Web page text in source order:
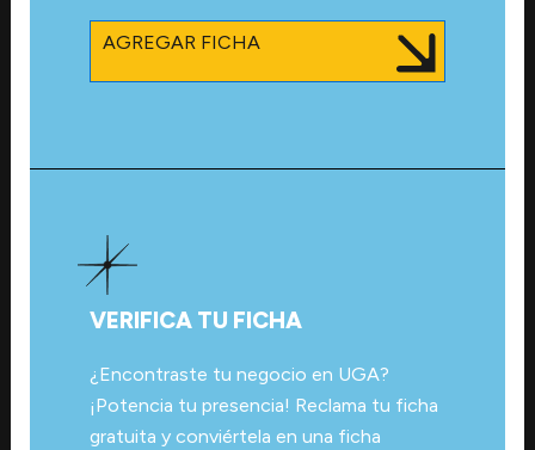
AGREGAR FICHA
VERIFICA TU FICHA
¿Encontraste tu negocio en UGA?
¡Potencia tu presencia! Reclama tu ficha
gratuita y conviértela en una ficha